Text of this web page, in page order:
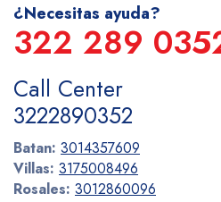
¿Necesitas ayuda?
322 289
Call Center
3222890352
Batan: 3014357609
Villas: 3175008496
Rosales: 3012860096